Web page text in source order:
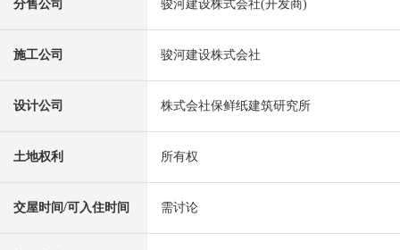
分售公司 骏河建设株式会社(开发商)
施工公司 骏河建设株式会社
设计公司 株式会社保鲜纸建筑研究所
土地权利 所有权
交屋时间/可入住时间 需讨论